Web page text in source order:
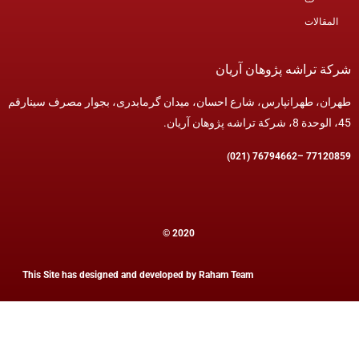
المقالات
تراشه پژوهان آریان
طهرانپارس، شارع احسان، میدان گرمابدری، بجوار مصرف سینارقم
77120859
© 2020
This Site has designed and developed byRaham Team